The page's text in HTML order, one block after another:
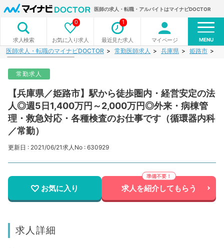
医師の求人・転職・アルバイトはマイナビDOCTOR
求人検索 お気に入り求人
0
最近見た求人
1
マイページ MENU
医師求人・転職のマイナビDOCTOR 常勤医師求人 兵庫県 姫路市
常勤求人
【兵庫県／姫路市】駅から徒歩圏内・経営安定の法
人◎週5日1,400万円～2,000万円◎外来・病棟管
理・救急対応・各種検査のお仕事です（循環器内科
／常勤）
更新日 : 2021/06/21求人No : 630929
お気に入り 求人を紹介してもらう
求人詳細